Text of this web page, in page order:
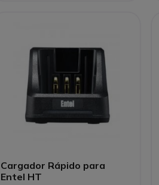
Cargador Rápido para
Entel HT